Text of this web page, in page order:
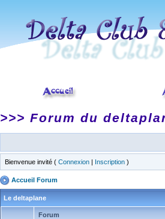
>>> Forum du
Bienvenue invité ( Connexion | Inscription )
Accueil Forum
Le deltaplane
Forum